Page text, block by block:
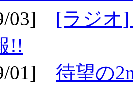
03] [ラジオ]
!!
01] 待望の